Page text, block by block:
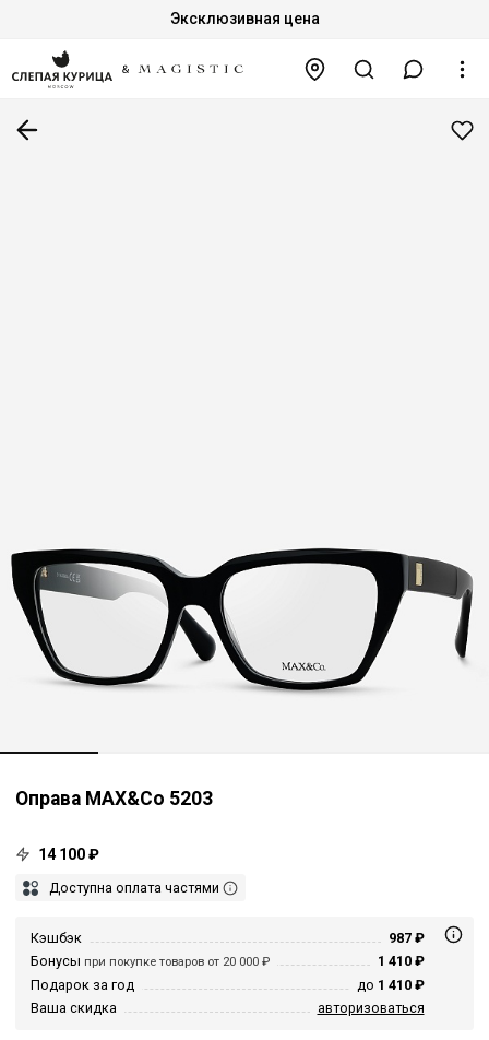
Эксклюзивная цена
Оправа MAX&Co 5203
14 100 ₽
Доступна оплата частями
Кэшбэк
987 ₽
Бонусы при покупке товаров от 20 000 ₽
1 410 ₽
Подарок за год
до 1 410 ₽
Ваша скидка
авторизоваться